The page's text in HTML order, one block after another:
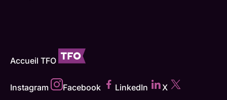
Accueil TFO
Instagram Facebook LinkedIn X